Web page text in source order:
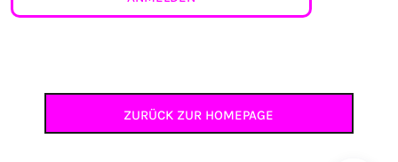
ZURÜCK ZUR HOMEPAGE